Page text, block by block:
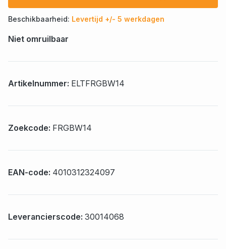
Beschikbaarheid: Levertijd +/- 5 werkdagen
Niet omruilbaar
Artikelnummer: ELTFRGBW14
Zoekcode: FRGBW14
EAN-code: 4010312324097
Leverancierscode: 30014068